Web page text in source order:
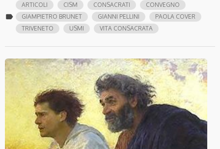
label
ARTICOLI CISM CONSACRATI
CONVEGNO
GIAMPIETRO BRUNET
GIANNI PELLINI
PAOLA COVER
TRIVENETO
USMI VITA CONSACRATA